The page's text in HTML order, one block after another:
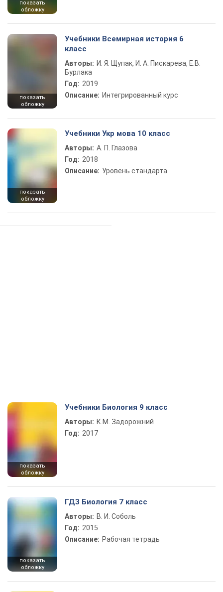
показать
обложку
показать
обложку
Учебники Всемирная история 6
класс
Авторы: И. Я. Щупак, И. А. Пискарева, Е.В.
Бурлака
Год: 2019
Описание: Интегрированный курс
показать
обложку
Учебники Укр мова 10 класс
Авторы: А. П. Глазова
Год: 2018
Описание: Уровень стандарта
показать
обложку
Учебники Биология 9 класс
Авторы: К.М. Задорожний
Год: 2017
показать
обложку
ГДЗ Биология 7 класс
Авторы: В. И. Соболь
Год: 2015
Описание: Рабочая тетрадь